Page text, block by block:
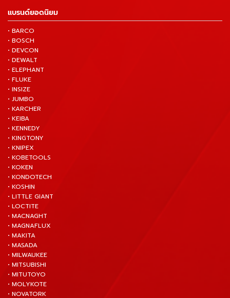
แบรนด์ยอดนิยม
• BARCO
• BOSCH
• DEVCON
• DEWALT
• ELEPHANT
• FLUKE
• INSIZE
• JUMBO
• KARCHER
• KEIBA
• KENNEDY
• KINGTONY
• KNIPEX
• KOBETOOLS
• KOKEN
• KONDOTECH
• KOSHIN
• LITTLE GIANT
• LOCTITE
• MACNAGHT
• MAGNAFLUX
• MAKITA
• MASADA
• MILWAUKEE
• MITSUBISHI
• MITUTOYO
• MOLYKOTE
• NOVATORK